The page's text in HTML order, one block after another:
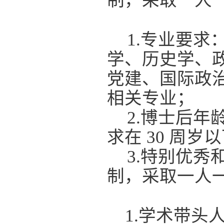
1.专业要求
学、历史学、
党建、国际政
相关专业；
2.博士后年
求在 30 周岁
3.特别优秀
制，采取一人
1.学术带头